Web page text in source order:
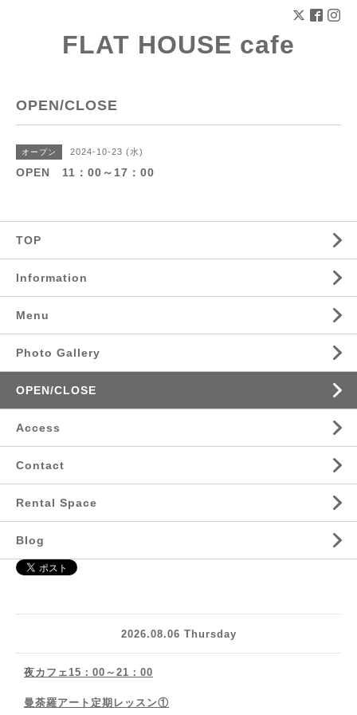
FLAT HOUSE cafe
OPEN/CLOSE
オープン 2024-10-23 (水)
OPEN 11：00～17：00
TOP
Information
Menu
Photo Gallery
OPEN/CLOSE
Access
Contact
Rental Space
Blog
2026.08.06 Thursday
夜カフェ15：00～21：00
曼荼羅アート定期レッスン①